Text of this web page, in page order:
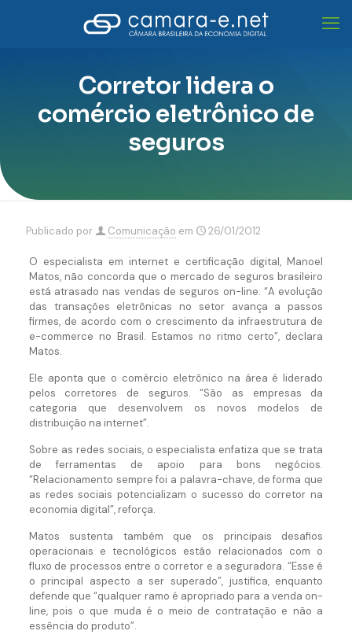
Corretor lidera o
comércio eletrônico de
seguros
Publicado por Comunicação em 26/01/2012
O especialista em internet e certificação digital, Manoel
Matos, não concorda que o mercado de seguros brasileiro
está atrasado nas vendas de seguros on-line. “A evolução
das transações eletrônicas no setor avança a passos
firmes, de acordo com o crescimento da infraestrutura de
e-commerce no Brasil. Estamos no ritmo certo”, declara
Matos.
Ele aponta que o comércio eletrônico na área é liderado
pelos corretores de seguros. “São as empresas da
categoria que desenvolvem os novos modelos de
distribuição na internet”.
Sobre as redes sociais, o especialista enfatiza que se trata
de ferramentas de apoio para bons negócios.
“Relacionamento sempre foi a palavra-chave, de forma que
as redes sociais potencializam o sucesso do corretor na
economia digital”, reforça.
Matos sustenta também que os principais desafios
operacionais e tecnológicos estão relacionados com o
fluxo de processos entre o corretor e a seguradora. “Esse é
o principal aspecto a ser superado”, justifica, enquanto
defende que “qualquer ramo é apropriado para a venda on-
line, pois o que muda é o meio de contratação e não a
essência do produto”.